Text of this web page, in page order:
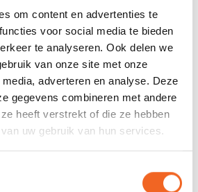
om content en advertenties te
voor social media te bieden
te analyseren. Ook delen we
van onze site met onze
adverteren en analyse. Deze
gegevens combineren met andere
heeft verstrekt of die ze hebben
uw gebruik van hun services.
basis van 0 beoordelingen
TOEVOEGEN
PRODUCTEN